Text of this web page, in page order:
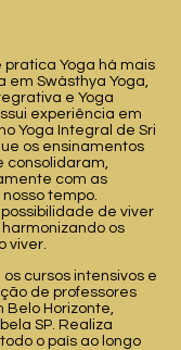
pratica Yoga há mais
em Swásthya Yoga,
e Yoga
experiência em
Yoga Integral de Sri
os ensinamentos
consolidaram,
com as
tempo.
de viver
os
viver.
cursos intensivos e
de professores
Belo Horizonte,
SP. Realiza
o país ao longo